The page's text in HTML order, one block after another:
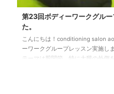
第23回ボディーワークグル
た。
こんにちは！conditioning salon
ーワークグループレッスン実施し
テーマは股関節、特に太腿の外側